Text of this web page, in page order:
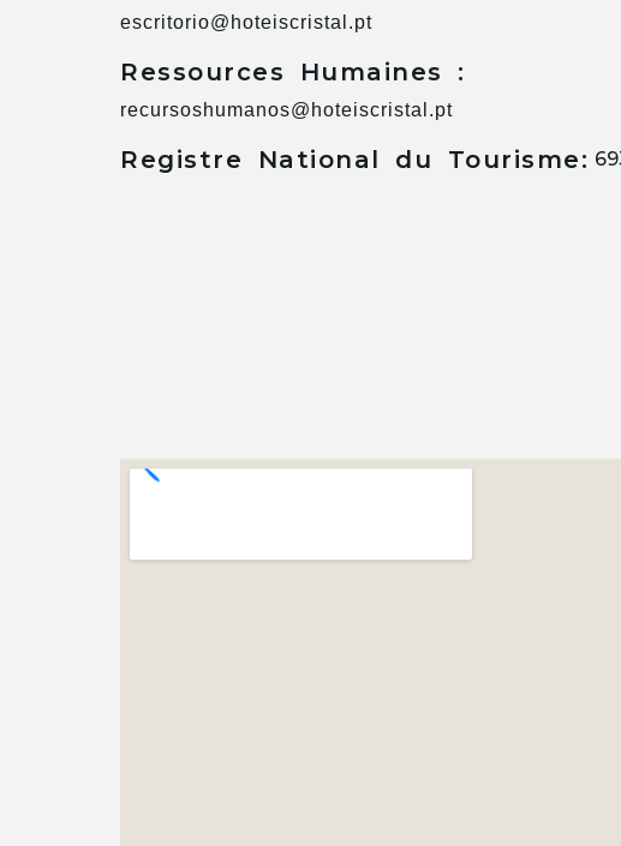
escritorio@hoteiscristal.pt
Ressources Humaines :
recursoshumanos@hoteiscristal.pt
Registre National du Tourisme: